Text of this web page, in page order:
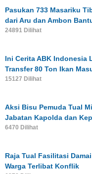
Pasukan 733 Masariku
dari Aru dan Ambon
24891 Dilihat
Ini Cerita ABK Indonesia
Transfer 80 Ton Ikan
15127 Dilihat
Aksi Bisu Pemuda Tual
Jabatan Kapolda dan
6470 Dilihat
Raja Tual Fasilitasi
Warga Terlibat Konflik